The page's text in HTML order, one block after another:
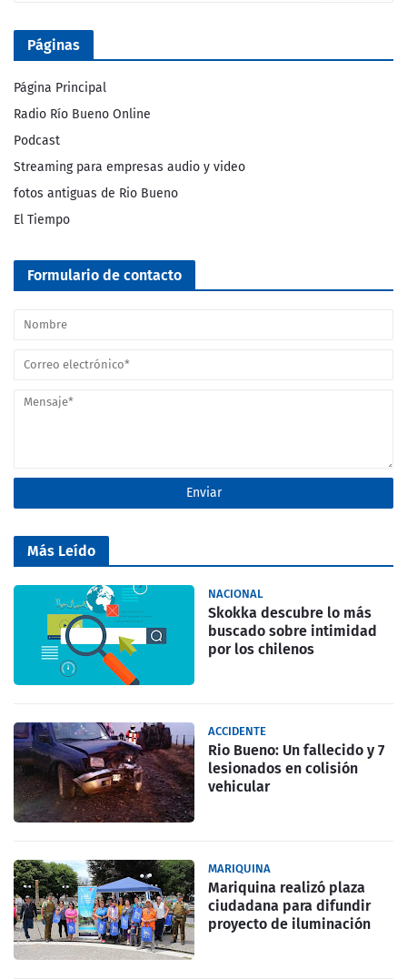
Páginas
Página Principal
Radio Río Bueno Online
Podcast
Streaming para empresas audio y video
fotos antiguas de Rio Bueno
El Tiempo
Formulario de contacto
Más Leído
NACIONAL
Skokka descubre lo más
buscado sobre intimidad
por los chilenos
ACCIDENTE
Rio Bueno: Un fallecido y 7
lesionados en colisión
vehicular
MARIQUINA
Mariquina realizó plaza
ciudadana para difundir
proyecto de iluminación